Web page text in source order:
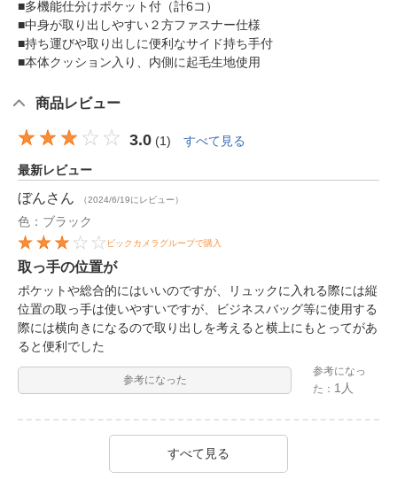
■多機能仕分けポケット付（計6コ）
■中身が取り出しやすい２方ファスナー仕様
■持ち運びや取り出しに便利なサイド持ち手付
■本体クッション入り、内側に起毛生地使用
商品レビュー
3.0 (1) すべて見る
最新レビュー
ぼんさん （2024/6/19にレビュー）
色：ブラック
ビックカメラグループで購入
取っ手の位置が
ポケットや総合的にはいいのですが、リュックに入れる際には縦
位置の取っ手は使いやすいですが、ビジネスバッグ等に使用する
際には横向きになるので取り出しを考えると横上にもとってがあ
ると便利でした
参考になった
参考になっ
た： 1人
すべて見る